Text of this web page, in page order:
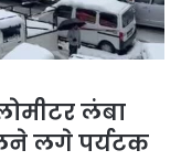
लंबा
लगे पर्यटक